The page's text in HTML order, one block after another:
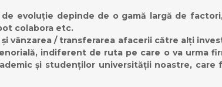
evoluție depinde de o gamă largă de
colabora etc.
vânzarea / transferarea afacerii către alți
indiferent de ruta pe care o va urma
și studenților universității noastre, care